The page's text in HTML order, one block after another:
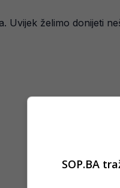
Uvijek želimo donijeti
SOP.BA